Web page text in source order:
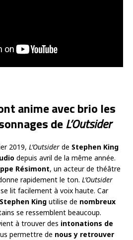
anime avec brio les
deL’Outsider
2019, L’Outsider de Stephen King
depuis avril de la même année.
Résimont, un acteur de théâtre
rapidement le ton. L’Outsider
lit facilement à voix haute. Car
Stephen King utilise de nombreux
se ressemblent beaucoup.
à trouver des intonations de
permettre de nous y retrouver